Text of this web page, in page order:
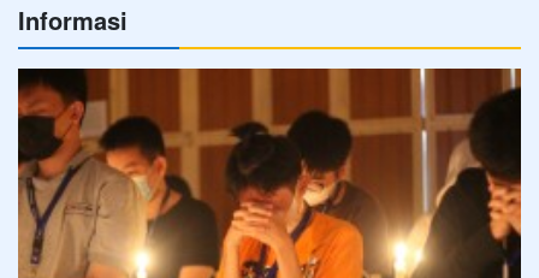
Informasi